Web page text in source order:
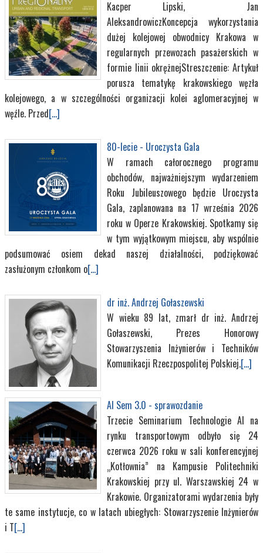
Kacper Lipski, Jan
AleksandrowiczKoncepcja wykorzystania
dużej kolejowej obwodnicy Krakowa w
regularnych przewozach pasażerskich w
formie linii okrężnejStreszczenie: Artykuł
porusza tematykę krakowskiego węzła
kolejowego, a w szczególności organizacji kolei aglomeracyjnej w
węźle. Przed[...]
80-lecie - Uroczysta Gala
W ramach całorocznego programu
obchodów, najważniejszym wydarzeniem
Roku Jubileuszowego będzie Uroczysta
Gala, zaplanowana na 17 września 2026
roku w Operze Krakowskiej. Spotkamy się
w tym wyjątkowym miejscu, aby wspólnie
podsumować osiem dekad naszej działalności, podziękować
zasłużonym członkom o[...]
dr inż. Andrzej Gołaszewski
W wieku 89 lat, zmarł dr inż. Andrzej
Gołaszewski, Prezes Honorowy
Stowarzyszenia Inżynierów i Techników
Komunikacji Rzeczpospolitej Polskiej.[...]
AI Sem 3.0 - sprawozdanie
Trzecie Seminarium Technologie AI na
rynku transportowym odbyło się 24
czerwca 2026 roku w sali konferencyjnej
„Kotłownia” na Kampusie Politechniki
Krakowskiej przy ul. Warszawskiej 24 w
Krakowie. Organizatorami wydarzenia były
te same instytucje, co w latach ubiegłych: Stowarzyszenie Inżynierów
i T[...]